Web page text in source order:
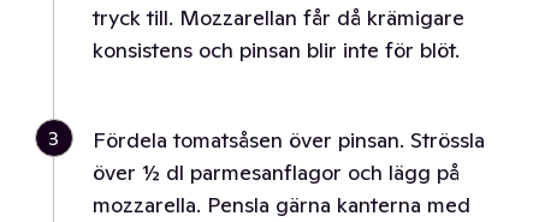
tryck till. Mozzarellan får då krämigare
konsistens och pinsan blir inte för blöt.
3
Fördela tomatsåsen över pinsan. Strössla
över ½ dl parmesanflagor och lägg på
mozzarella. Pensla gärna kanterna med